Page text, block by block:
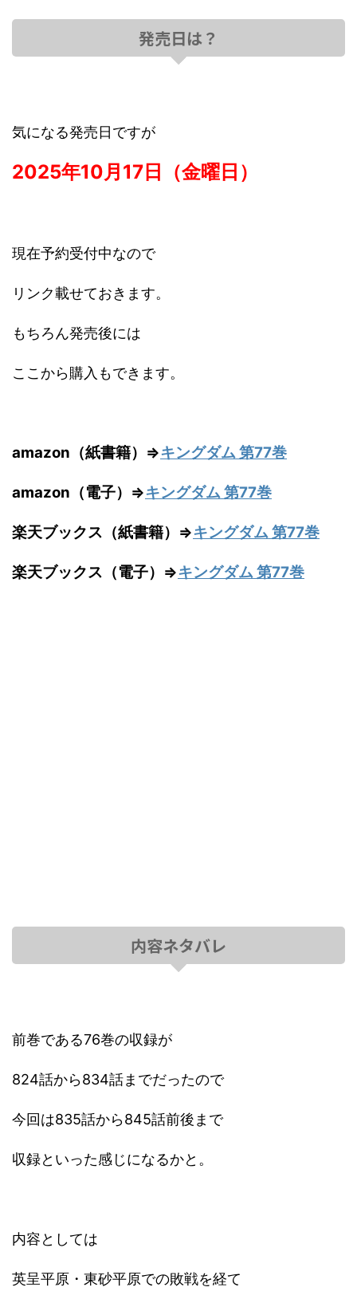
発売日は？
気になる発売日ですが
2025年10月17日（金曜日）
現在予約受付中なので
リンク載せておきます。
もちろん発売後には
ここから購入もできます。
amazon（紙書籍）⇒キングダム 第77巻
amazon（電子）⇒キングダム 第77巻
楽天ブックス（紙書籍）⇒キングダム 第77巻
楽天ブックス（電子）⇒キングダム 第77巻
内容ネタバレ
前巻である76巻の収録が
824話から834話までだったので
今回は835話から845話前後まで
収録といった感じになるかと。
内容としては
英呈平原・東砂平原での敗戦を経て